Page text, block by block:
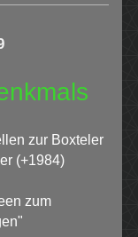
zur Boxteler
(+1984)
zum